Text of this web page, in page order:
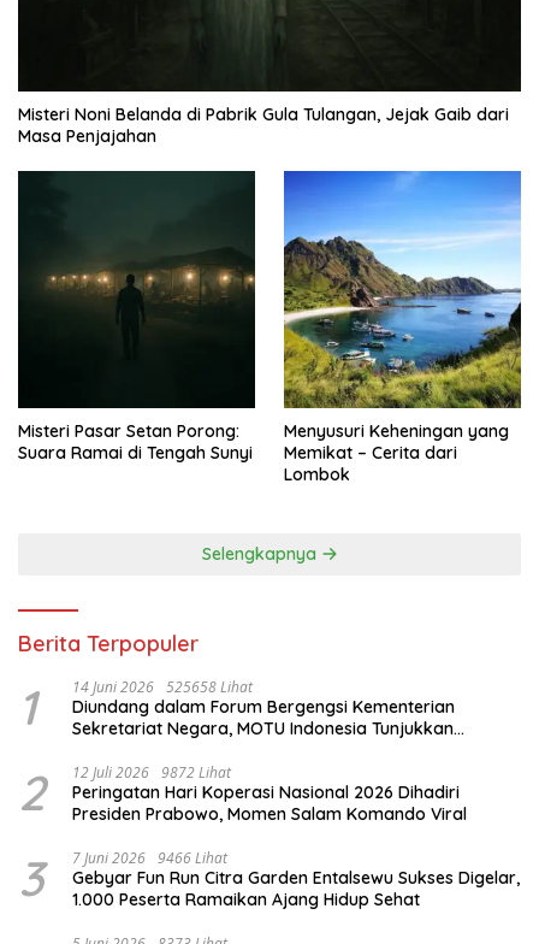
Misteri Noni Belanda di Pabrik Gula Tulangan, Jejak Gaib dari
Masa Penjajahan
Misteri Pasar Setan Porong:
Suara Ramai di Tengah Sunyi
Menyusuri Keheningan yang
Memikat – Cerita dari
Lombok
Selengkapnya
Berita Terpopuler
1 14 Juni 2026 525658 Lihat
Diundang dalam Forum Bergengsi Kementerian
Sekretariat Negara, MOTU Indonesia Tunjukkan
2 12 Juli 2026 9872 Lihat
Peringatan Hari Koperasi Nasional 2026 Dihadiri
Presiden Prabowo, Momen Salam Komando Viral
3 7 Juni 2026 9466 Lihat
Gebyar Fun Run Citra Garden Entalsewu Sukses Digelar,
1.000 Peserta Ramaikan Ajang Hidup Sehat